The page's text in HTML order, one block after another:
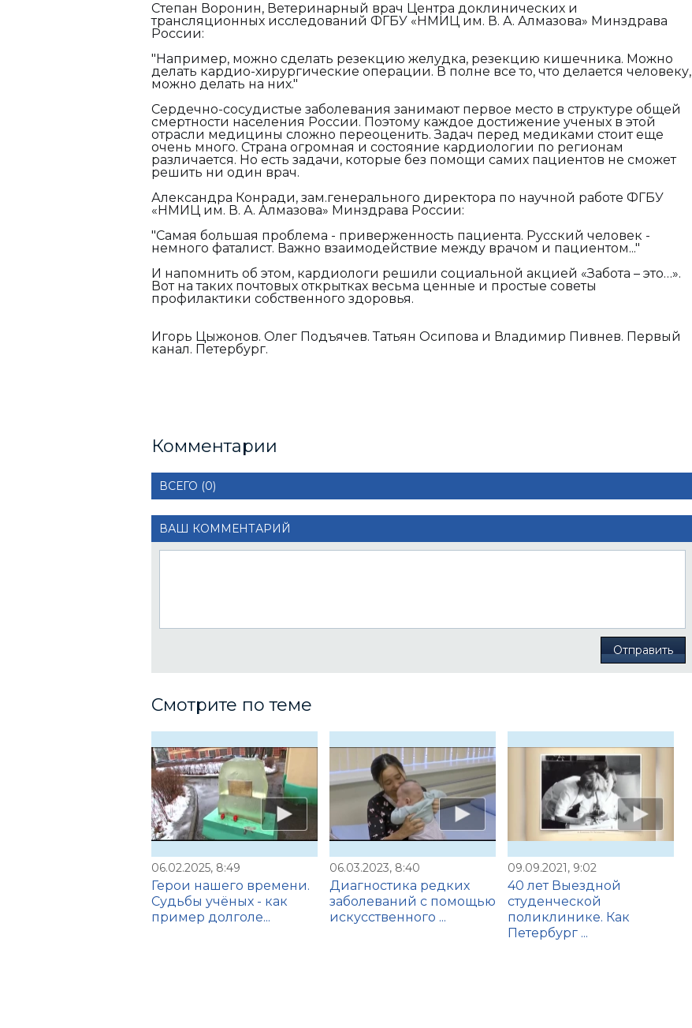
Степан Воронин, Ветеринарный врач Центра доклинических и
трансляционных исследований ФГБУ «НМИЦ им. В. А. Алмазова» Минздрава
России:
"Например, можно сделать резекцию желудка, резекцию кишечника. Можно
делать кардио-хирургические операции. В полне все то, что делается человеку,
можно делать на них."
Сердечно-сосудистые заболевания занимают первое место в структуре общей
смертности населения России. Поэтому каждое достижение ученых в этой
отрасли медицины сложно переоценить. Задач перед медиками стоит еще
очень много. Страна огромная и состояние кардиологии по регионам
различается. Но есть задачи, которые без помощи самих пациентов не сможет
решить ни один врач.
Александра Конради, зам.генерального директора по научной работе ФГБУ
«НМИЦ им. В. А. Алмазова» Минздрава России:
"Самая большая проблема - приверженность пациента. Русский человек -
немного фаталист. Важно взаимодействие между врачом и пациентом..."
И напомнить об этом, кардиологи решили социальной акцией «Забота – это…».
Вот на таких почтовых открытках весьма ценные и простые советы
профилактики собственного здоровья.
Игорь Цыжонов. Олег Подъячев. Татьян Осипова и Владимир Пивнев. Первый
канал. Петербург.
Комментарии
ВСЕГО (0)
ВАШ КОММЕНТАРИЙ
Отправить
Смотрите по теме
06.02.2025, 8:49
Герои нашего времени.
Судьбы учёных - как
пример долголе...
06.03.2023, 8:40
Диагностика редких
заболеваний с помощью
искусственного ...
09.09.2021, 9:02
40 лет Выездной
студенческой
поликлинике. Как
Петербург ...